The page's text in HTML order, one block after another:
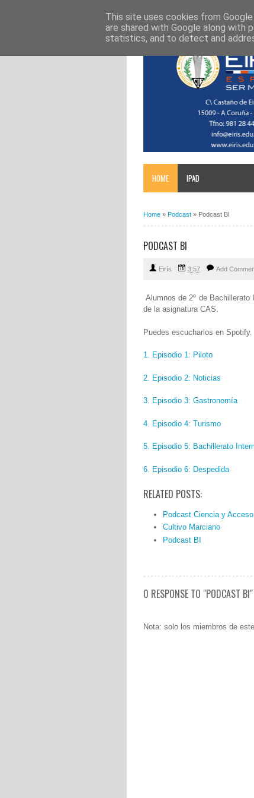
HOME IPAD
Home » Podcast » Podcast BI
PODCAST BI
Eirís 3:57 Add
Alumnos de 2º de
de la asignatura CAS.
Puedes escucharlos en Spotify.
1. Episodio 1: Piloto
2. Episodio 2: Noticias
3. Episodio 3: Gastronomía
4. Episodio 4: Turismo
5. Episodio 5: Bachillerato
6. Episodio 6: Despedida
RELATED POSTS:
Podcast Ciencia y
Cultivo Marciano
Podcast BI
0 RESPONSE TO "PODCAST BI"
Nota: solo los miembros de
This site uses cookies from
are shared with Google along with
statistics, and to detect and